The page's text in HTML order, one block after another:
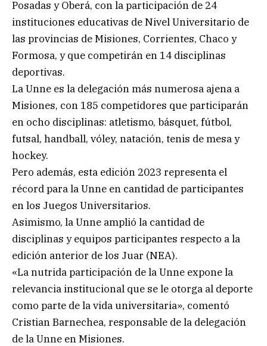
Posadas y Oberá, con la participación de 24
instituciones educativas de Nivel Universitario de
las provincias de Misiones, Corrientes, Chaco y
Formosa, y que competirán en 14 disciplinas
deportivas.
La Unne es la delegación más numerosa ajena a
Misiones, con 185 competidores que participarán
en ocho disciplinas: atletismo, básquet, fútbol,
futsal, handball, vóley, natación, tenis de mesa y
hockey.
Pero además, esta edición 2023 representa el
récord para la Unne en cantidad de participantes
en los Juegos Universitarios.
Asimismo, la Unne amplió la cantidad de
disciplinas y equipos participantes respecto a la
edición anterior de los Juar (NEA).
«La nutrida participación de la Unne expone la
relevancia institucional que se le otorga al deporte
como parte de la vida universitaria», comentó
Cristian Barnechea, responsable de la delegación
de la Unne en Misiones.